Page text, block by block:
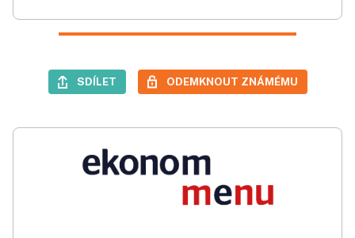
SDÍLET ODEMKNOUT ZNÁMÉMU